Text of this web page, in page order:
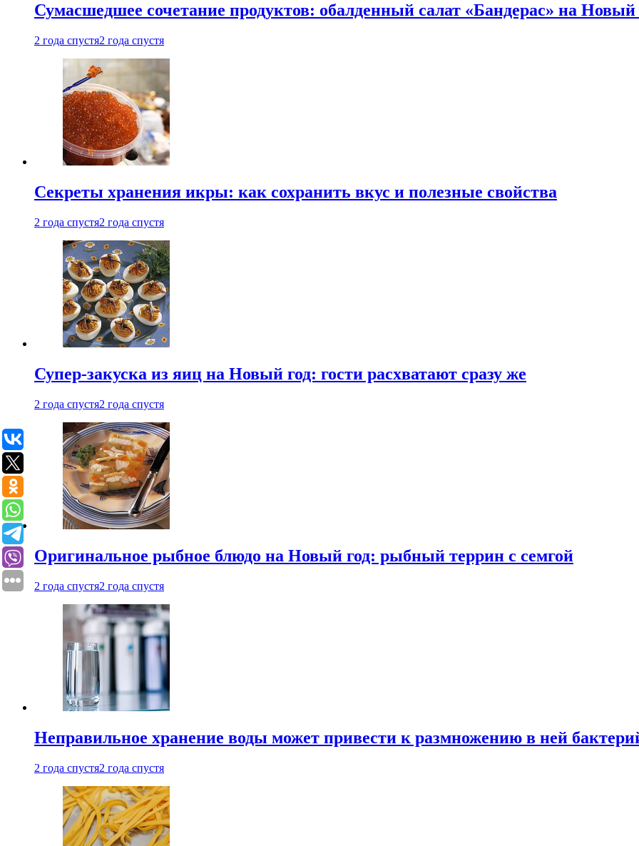
Сумасшедшее сочетание продуктов: обалденный салат «Бандерас» на Новый
2 года спустя2 года спустя
Секреты хранения икры: как сохранить вкус и полезные свойства
2 года спустя2 года спустя
Супер-закуска из яиц на Новый год: гости расхватают сразу же
2 года спустя2 года спустя
Оригинальное рыбное блюдо на Новый год: рыбный террин с семгой
2 года спустя2 года спустя
Неправильное хранение воды может привести к размножению в ней
2 года спустя2 года спустя